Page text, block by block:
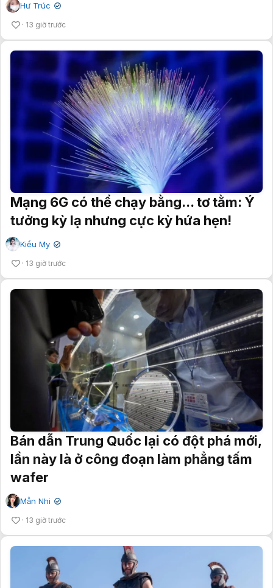
Hư Trúc ✔
13 giờ trước
Mạng 6G có thể chạy bằng... tơ tằm: Ý
tưởng kỳ lạ nhưng cực kỳ hứa hẹn!
Kiều My ✔
13 giờ trước
Bán dẫn Trung Quốc lại có đột phá mới,
lần này là ở công đoạn làm phẳng tấm
wafer
Mẫn Nhi ✔
13 giờ trước